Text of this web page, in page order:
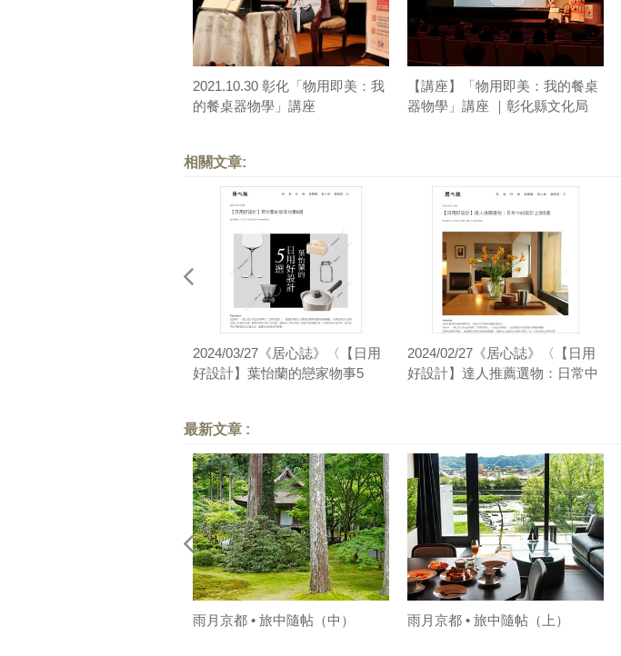
2021.10.30 彰化「物用即美：我
的餐桌器物學」講座
【講座】「物用即美：我的餐桌
器物學」講座 ｜彰化縣文化局
相關文章:
2024/03/27《居心誌》〈【日用
好設計】葉怡蘭的戀家物事5
2024/02/27《居心誌》〈【日用
好設計】達人推薦選物：日常中
最新文章 :
雨月京都 • 旅中隨帖（中） 雨月京都 • 旅中隨帖（上）